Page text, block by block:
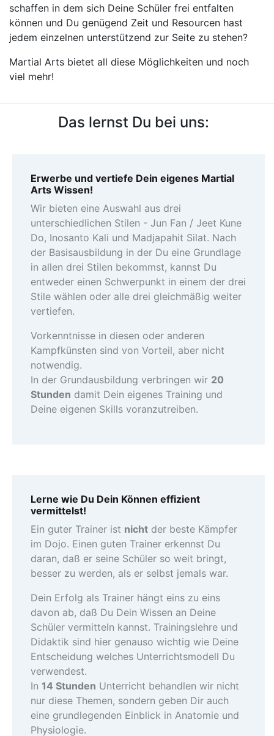
schaffen in dem sich Deine Schüler frei entfalten
können und Du genügend Zeit und Resourcen hast
jedem einzelnen unterstützend zur Seite zu stehen?
Martial Arts bietet all diese Möglichkeiten und noch
viel mehr!
Das lernst Du bei uns:
Erwerbe und vertiefe Dein eigenes Martial
Arts Wissen!
Wir bieten eine Auswahl aus drei
unterschiedlichen Stilen - Jun Fan / Jeet Kune
Do, Inosanto Kali und Madjapahit Silat. Nach
der Basisausbildung in der Du eine Grundlage
in allen drei Stilen bekommst, kannst Du
entweder einen Schwerpunkt in einem der drei
Stile wählen oder alle drei gleichmäßig weiter
vertiefen.
Vorkenntnisse in diesen oder anderen
Kampfkünsten sind von Vorteil, aber nicht
notwendig.
In der Grundausbildung verbringen wir 20
Stunden damit Dein eigenes Training und
Deine eigenen Skills voranzutreiben.
Lerne wie Du Dein Können effizient
vermittelst!
Ein guter Trainer ist nicht der beste Kämpfer
im Dojo. Einen guten Trainer erkennst Du
daran, daß er seine Schüler so weit bringt,
besser zu werden, als er selbst jemals war.
Dein Erfolg als Trainer hängt eins zu eins
davon ab, daß Du Dein Wissen an Deine
Schüler vermitteln kannst. Trainingslehre und
Didaktik sind hier genauso wichtig wie Deine
Entscheidung welches Unterrichtsmodell Du
verwendest.
In 14 Stunden Unterricht behandlen wir nicht
nur diese Themen, sondern geben Dir auch
eine grundlegenden Einblick in Anatomie und
Physiologie.